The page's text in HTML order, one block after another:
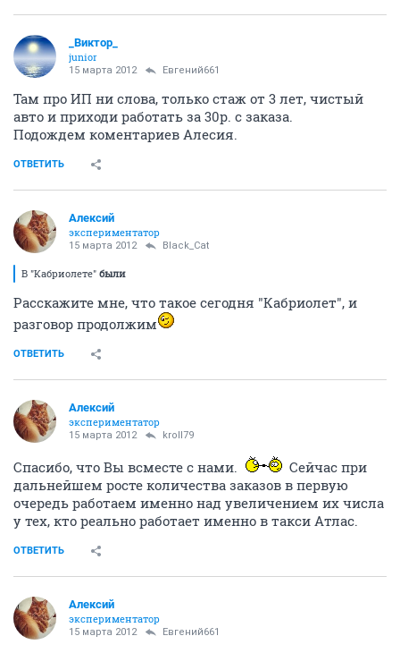
_Виктор_
juniоr
15 марта 2012 Евгений661
Там про ИП ни слова, только стаж от 3 лет, чистый
авто и приходи работать за 30р. с заказа.
Подождем коментариев Алесия.
ОТВЕТИТЬ
Алексий
экспериментатор
15 марта 2012 Black_Cat
В "Кабриолете" были
Расскажите мне, что такое сегодня "Кабриолет", и
разговор продолжим
ОТВЕТИТЬ
Алексий
экспериментатор
15 марта 2012 kroll79
Спасибо, что Вы всместе с нами.
Сейчас при
дальнейшем росте количества заказов в первую
очередь работаем именно над увеличением их числа
у тех, кто реально работает именно в такси Атлас.
ОТВЕТИТЬ
Алексий
экспериментатор
15 марта 2012 Евгений661